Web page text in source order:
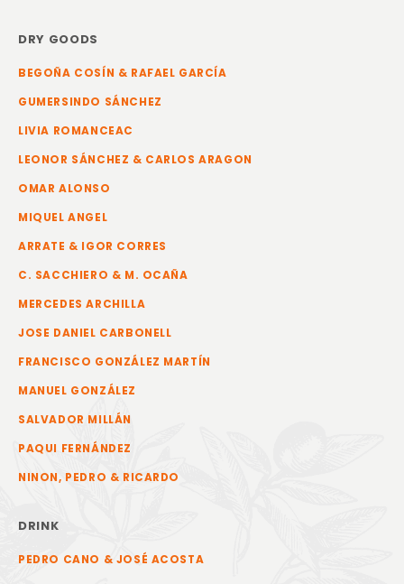
DRY GOODS
BEGOÑA COSÍN & RAFAEL GARCÍA
GUMERSINDO SÁNCHEZ
LIVIA ROMANCEAC
LEONOR SÁNCHEZ & CARLOS ARAGON
OMAR ALONSO
MIQUEL ANGEL
ARRATE & IGOR CORRES
C. SACCHIERO & M. OCAÑA
MERCEDES ARCHILLA
JOSE DANIEL CARBONELL
FRANCISCO GONZÁLEZ MARTÍN
MANUEL GONZÁLEZ
SALVADOR MILLÁN
PAQUI FERNÁNDEZ
NINON, PEDRO & RICARDO
DRINK
PEDRO CANO & JOSÉ ACOSTA